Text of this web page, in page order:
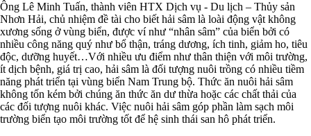
Ông Lê Minh Tuấn, thành viên HTX Dịch vụ - Du lịch – Thủy sản
Nhơn Hải, chủ nhiệm đề tài cho biết hải sâm là loài động vật không
xương sống ở vùng biển, được ví như “nhân sâm” của biển bởi có
nhiều công năng quý như bổ thận, tráng dương, ích tinh, giảm ho, tiêu
độc, dưỡng huyết…Với nhiều ưu điểm như thân thiện với môi trường,
ít dịch bệnh, giá trị cao, hải sâm là đối tượng nuôi trồng có nhiều tiềm
năng phát triển tại vùng biển Nam Trung bộ. Thức ăn nuôi hải sâm
không tốn kém bởi chúng ăn thức ăn dư thừa hoặc các chất thải của
các đối tượng nuôi khác. Việc nuôi hải sâm góp phần làm sạch môi
trường biển tạo môi trường tốt để hệ sinh thái san hô phát triển.